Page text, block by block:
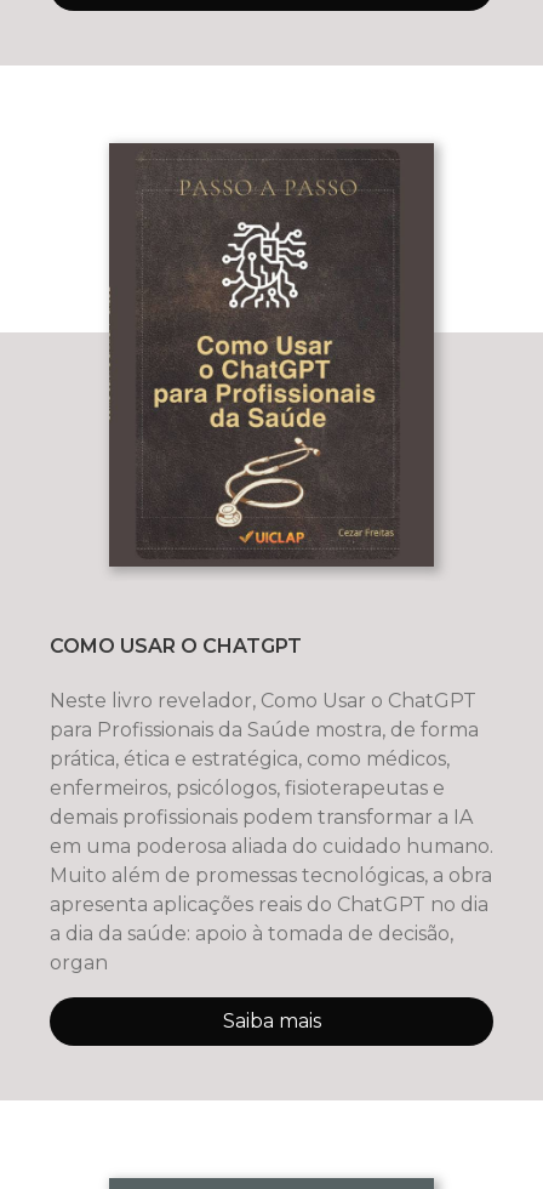
COMO USAR O CHATGPT
Neste livro revelador, Como Usar o ChatGPT
para Profissionais da Saúde mostra, de forma
prática, ética e estratégica, como médicos,
enfermeiros, psicólogos, fisioterapeutas e
demais profissionais podem transformar a IA
em uma poderosa aliada do cuidado humano.
Muito além de promessas tecnológicas, a obra
apresenta aplicações reais do ChatGPT no dia
a dia da saúde: apoio à tomada de decisão,
organ
Saiba mais